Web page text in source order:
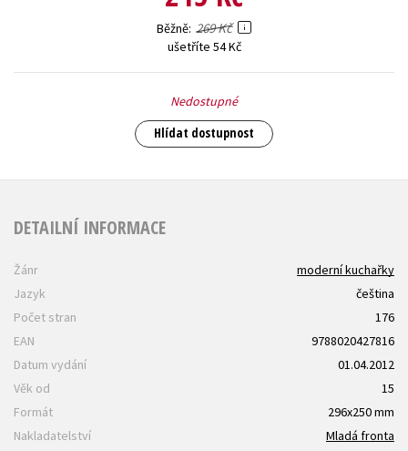
Běžně 269 Kč
ušetříte 54 Kč
Nedostupné
Hlídat dostupnost
DETAILNÍ INFORMACE
Žánr
moderní kuchařky
Jazyk
čeština
Počet stran
176
EAN
9788020427816
Datum vydání
01.04.2012
Věk od
15
Formát
296x250 mm
Nakladatelství
Mladá fronta